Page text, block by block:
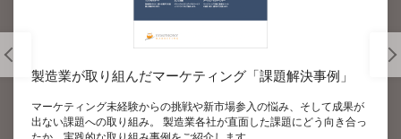
製造業が取り組んだマーケティング「課題解決事例」
マーケティング未経験からの挑戦や新市場参入の悩み、そして成果が
出ない課題への取り組み。 製造業各社が直面した課題にどう向き合っ